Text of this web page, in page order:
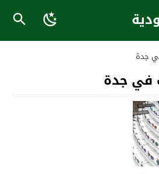
جدة
في جدة